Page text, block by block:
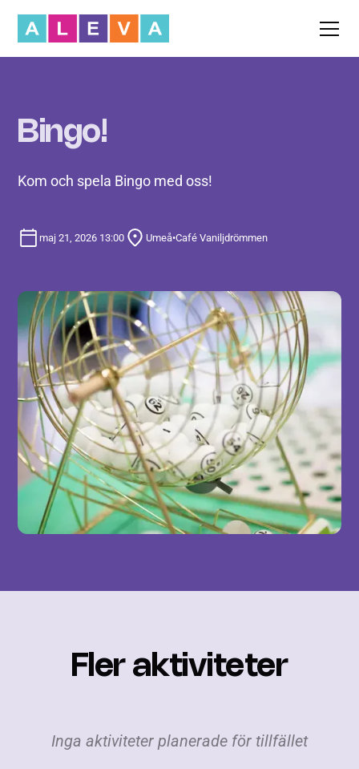
Bingo!
Kom och spela Bingo med oss!
maj 21, 2026 13:00 Umeå•Café Vaniljdrömmen
Fler aktiviteter
Inga aktiviteter planerade för tillfället